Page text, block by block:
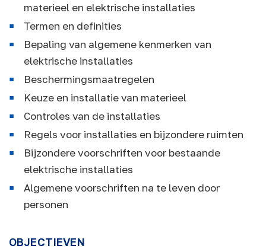
materieel en elektrische installaties
Termen en definities
Bepaling van algemene kenmerken van
elektrische installaties
Beschermingsmaatregelen
Keuze en installatie van materieel
Controles van de installaties
Regels voor installaties en bijzondere ruimten
Bijzondere voorschriften voor bestaande
elektrische installaties
Algemene voorschriften na te leven door
personen
OBJECTIEVEN